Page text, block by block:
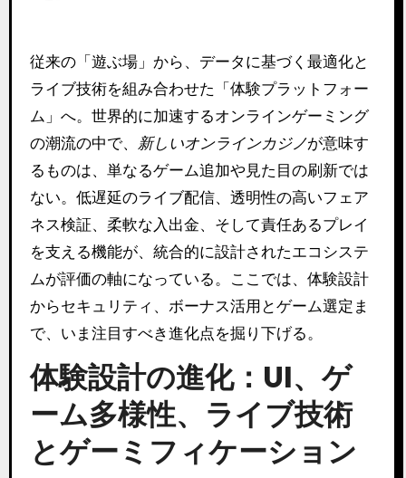
従来の「遊ぶ場」から、データに基づく最適化と
ライブ技術を組み合わせた「体験プラットフォー
ム」へ。世界的に加速するオンラインゲーミング
の潮流の中で、
新しいオンラインカジノが意味す
るものは、単なるゲーム追加や見た目の刷新では
ない。低遅延のライブ配信、透明性の高いフェア
ネス検証、柔軟な入出金、そして責任あるプレイ
を支える機能が、統合的に設計されたエコシステ
ムが評価の軸になっている。ここでは、体験設計
からセキュリティ、ボーナス活用とゲーム選定ま
で、いま注目すべき進化点を掘り下げる。
体験設計の進化：UI、ゲ
ーム多様性、ライブ技術
とゲーミフィケーション